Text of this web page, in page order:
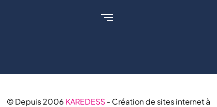
© Depuis 2006 KAREDESS- Création de sites internet à